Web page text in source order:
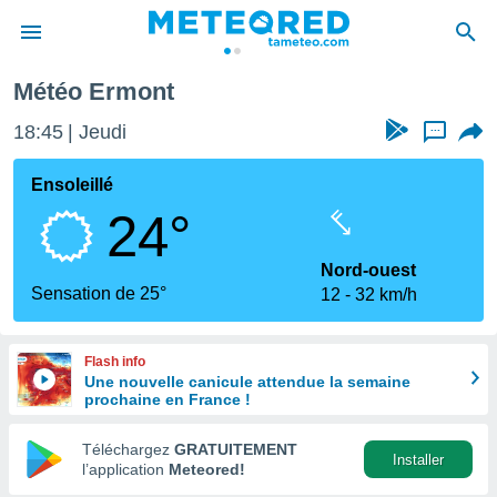
de
en
Météo Ermont
18:45 Jeudi ...
Ensoleillé
24°
Sensation de 25°
Nord-ouest
12
32 km/h
Flash info
Une nouvelle canicule attendue la semaine
prochaine en France !
Téléchargez GRATUITEMENT
l’application Meteored!
Installer